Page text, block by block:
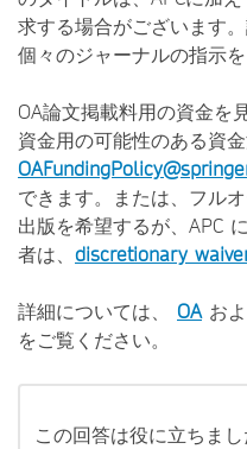
求する場合がございます
個々のジャーナルの指示を
OA論文掲載料用の資金を
資金用の可能性のある資
できます。または、フル
出版を希望するが、APC
者は、 discretionary
詳細については、 OAお
をご覧ください。
この回答は役に立ちまし